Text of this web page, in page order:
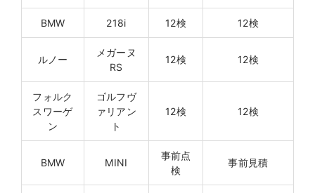
BMW 218i 12検 12検
ルノー
メガーヌ
RS
12検 12検
フォルク
スワーゲ
ン
ゴルフヴ
ァリアン
ト
12検 12検
BMW MINI
事前点
検
事前見積